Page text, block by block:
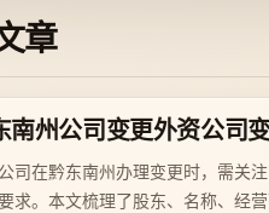
章
南州公司变更外资公司
司在黔东南州办理变更时，需关
求。本文梳理了股东、名称、经